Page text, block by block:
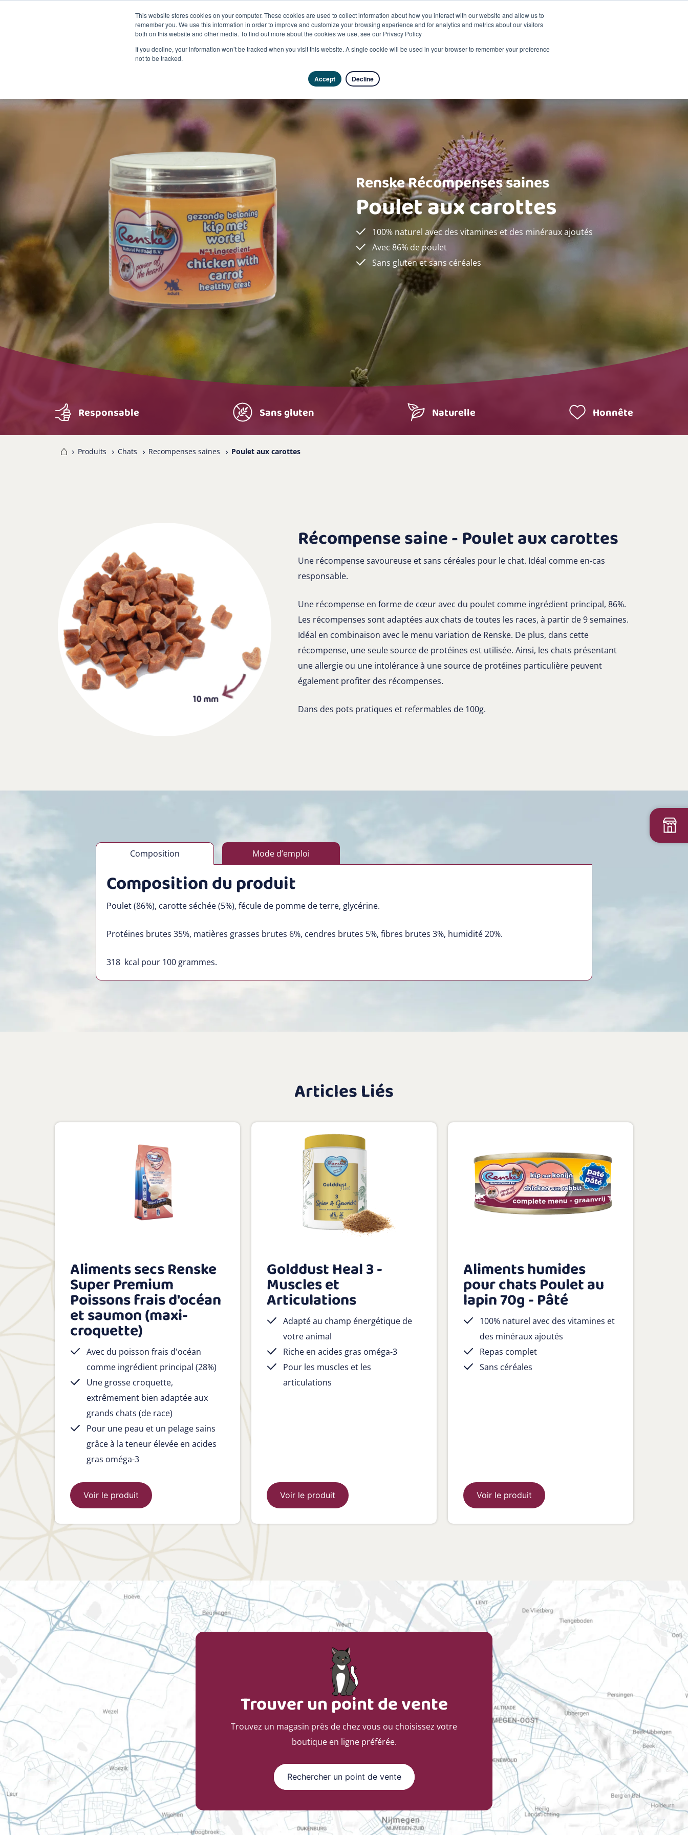
This website stores cookies on your computer. These cookies are used to collect information about how you interact with our website and allow us to
remember you. We use this information in order to improve and customize your browsing experience and for analytics and metrics about our visitors
both on this website and other media. To find out more about the cookies we use, see our Privacy Policy
If you decline, your information won’t be tracked when you visit this website. A single cookie will be used in your browser to remember your preference
not to be tracked.
Accept Decline
La durabilité
Produits
Renske Récompenses saines
Poulet aux carottes
100% naturel avec des vitamines et des minéraux ajoutés
Avec 86% de poulet
Sans gluten et sans céréales
Responsable Sans gluten Naturelle Honnête
Produits Chats Recompenses saines Poulet aux carottes
Récompense saine - Poulet aux carottes
Une récompense savoureuse et sans céréales pour le chat. Idéal comme en-cas
responsable.
Une récompense en forme de cœur avec du poulet comme ingrédient principal, 86%.
Les récompenses sont adaptées aux chats de toutes les races, à partir de 9 semaines.
Idéal en combinaison avec le menu variation de Renske. De plus, dans cette
récompense, une seule source de protéines est utilisée. Ainsi, les chats présentant
une allergie ou une intolérance à une source de protéines particulière peuvent
également profiter des récompenses.
Dans des pots pratiques et refermables de 100g.
Composition Mode d’emploi
Composition du produit
Poulet (86%), carotte séchée (5%), fécule de pomme de terre, glycérine.
Protéines brutes 35%, matières grasses brutes 6%, cendres brutes 5%, fibres brutes 3%, humidité 20%.
318 kcal pour 100 grammes.
Articles Liés
Aliments secs Renske
Super Premium
Poissons frais d'océan
et saumon (maxi-
croquette)
Avec du poisson frais d'océan
comme ingrédient principal (28%)
Une grosse croquette,
extrêmement bien adaptée aux
grands chats (de race)
Pour une peau et un pelage sains
grâce à la teneur élevée en acides
gras oméga-3
Voir le produit
Golddust Heal 3 -
Muscles et
Articulations
Adapté au champ énergétique de
votre animal
Riche en acides gras oméga-3
Pour les muscles et les
articulations
Voir le produit
Aliments humides
pour chats Poulet au
lapin 70g - Pâté
100% naturel avec des vitamines et
des minéraux ajoutés
Repas complet
Sans céréales
Voir le produit
Trouver un point de vente
Trouvez un magasin près de chez vous ou choisissez votre
boutique en ligne préférée.
Rechercher un point de vente